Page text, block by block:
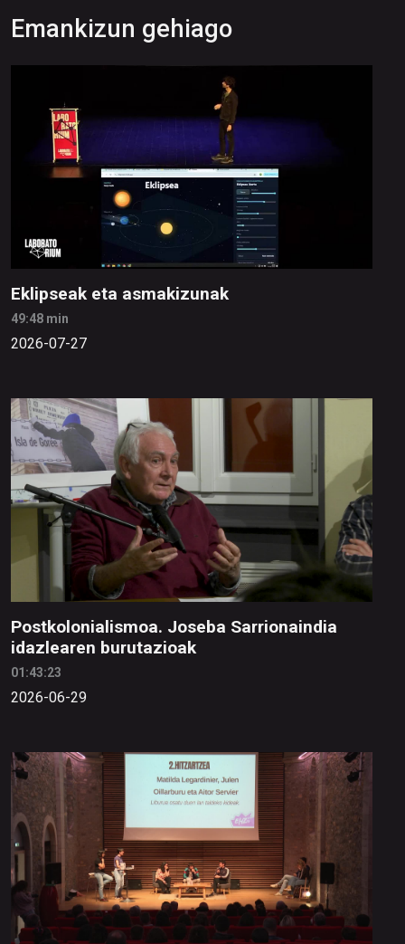
Emankizun gehiago
Eklipseak eta asmakizunak
49:48 min
2026-07-27
Postkolonialismoa. Joseba Sarrionaindia
idazlearen burutazioak
01:43:23
2026-06-29